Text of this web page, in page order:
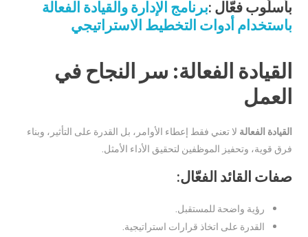
بأسلوب فعّال :برنامج الإدارة والقيادة الفعالة
باستخدام أدوات التخطيط الاستراتيجي
القيادة الفعالة: سر النجاح في
العمل
القيادة الفعالة لا تعني فقط إعطاء الأوامر، بل القدرة على التأثير، وبناء
فرق قوية، وتحفيز الموظفين لتحقيق الأداء الأمثل.
صفات القائد الفعّال:
رؤية واضحة للمستقبل.
القدرة على اتخاذ قرارات استراتيجية.